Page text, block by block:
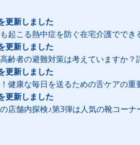
新しました
起こる熱中症を防ぐ在宅介護でで
新しました
齢者の避難対策は考えていますか？
新しました
健康な毎日を送るための舌ケアの重
新しました
店舗内探検♪第3弾は人気の靴コーナ